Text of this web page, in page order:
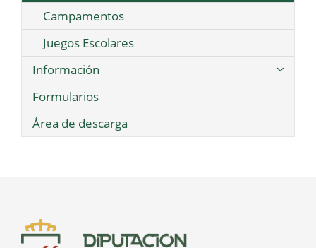
Campamentos
Juegos Escolares
Información
Formularios
Área de descarga